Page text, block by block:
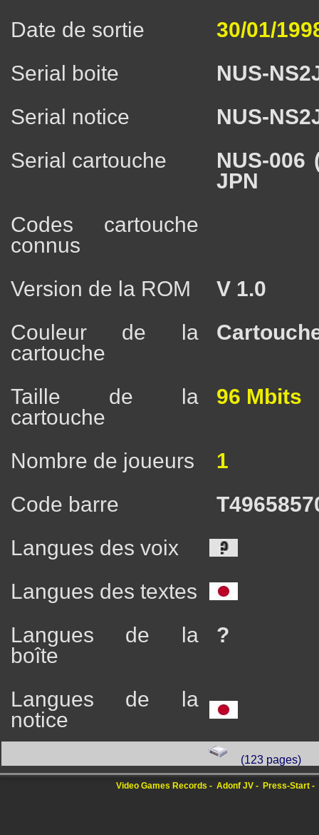
Date de sortie
30/01/
Serial boite
NUS-
Serial notice
NUS-
Serial cartouche
NUS-006
JPN
Codes cartouche
connus
Version de la ROM
V 1.0
Couleur de la
cartouche
Taille de la
cartouche
96 Mbits
Nombre de joueurs
1
Code barre
Langues des voix
Langues des textes
Langues de la
boîte
?
Langues de la
notice
(123 pages)
Video Games Records Adonf JV Press-Start